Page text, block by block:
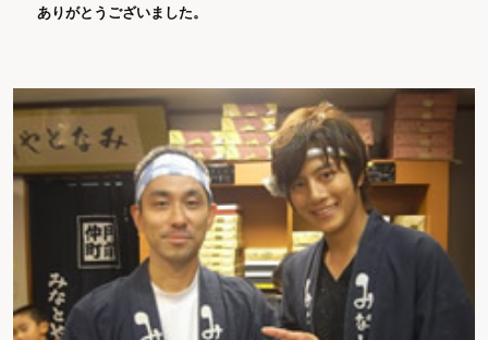
ありがとうございました。